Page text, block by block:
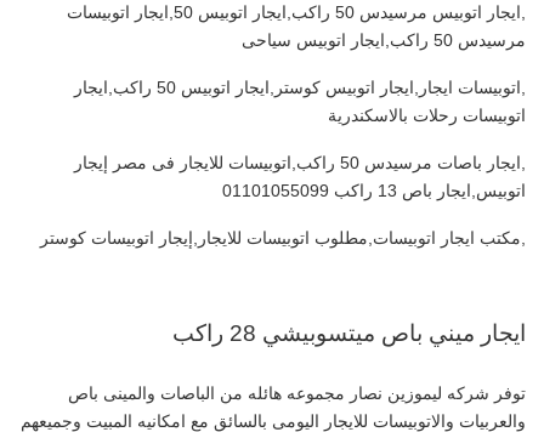
,ايجار اتوبيس مرسيدس 50 راكب,ايجار اتوبيس 50,ايجار اتوبيسات
مرسيدس 50 راكب,ايجار اتوبيس سياحى
,اتوبيسات ايجار,ايجار اتوبيس كوستر,ايجار اتوبيس 50 راكب,ايجار
اتوبيسات رحلات بالاسكندرية
,ايجار باصات مرسيدس 50 راكب,اتوبيسات للايجار فى مصر إيجار
اتوبيس,ايجار باص 13 راكب 01101055099
,مكتب ايجار اتوبيسات,مطلوب اتوبيسات للايجار,إيجار اتوبيسات كوستر
ايجار ميني باص ميتسوبيشي 28 راكب
توفر شركه ليموزين نصار مجموعه هائله من الباصات والمينى باص
والعربيات والاتوبيسات للايجار اليومى بالسائق مع امكانيه المبيت وجميعهم